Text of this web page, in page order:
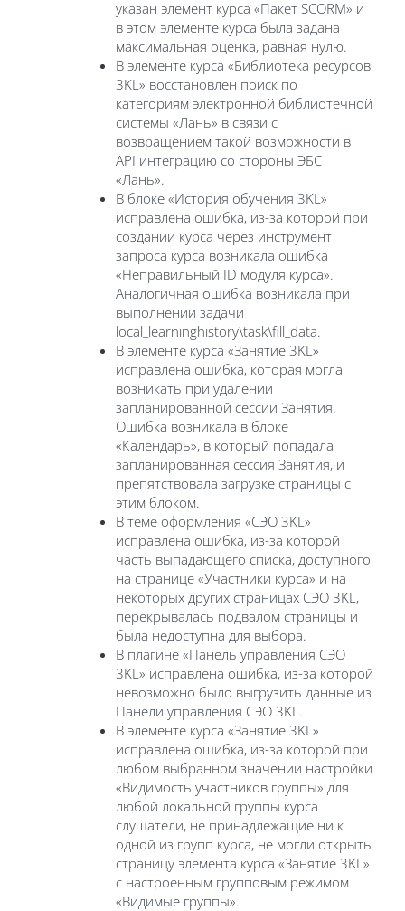
указан элемент курса «Пакет SCORM» и
в этом элементе курса была задана
максимальная оценка, равная нулю.
В элементе курса «‎Библиотека ресурсов
3KL» восстановлен поиск по
категориям электронной библиотечной
системы «Лань» в связи с
возвращением такой возможности в
API интеграцию со стороны ЭБС
«Лань».
В блоке «История обучения 3KL»
исправлена ошибка, из-за которой при
создании курса через инструмент
запроса курса возникала ошибка
«Неправильный ID модуля курса».
Аналогичная ошибка возникала при
выполнении задачи
local_learninghistory\task\fill_data.
В элементе курса «Занятие 3KL‎»
исправлена ошибка, которая могла
возникать при удалении
запланированной сессии Занятия.
Ошибка возникала в блоке
«Календарь», в который попадала
запланированная сессия Занятия, и
препятствовала загрузке страницы с
этим блоком.
В теме оформления «СЭО 3KL»
исправлена ошибка, из-за которой
часть выпадающего списка, доступного
на странице «Участники курса» и на
некоторых других страницах СЭО 3KL,
перекрывалась подвалом страницы и
была недоступна для выбора.
В плагине «‎Панель управления СЭО
3KL» исправлена ошибка, из-за которой
невозможно было выгрузить данные из
Панели управления СЭО 3KL.
В элементе курса «‎Занятие 3KL»
исправлена ошибка, из-за которой при
любом выбранном значении настройки
«Видимость участников группы» для
любой локальной группы курса
слушатели, не принадлежащие ни к
одной из групп курса, не могли открыть
страницу элемента курса «‎Занятие 3KL»
с настроенным групповым режимом
«Видимые группы».